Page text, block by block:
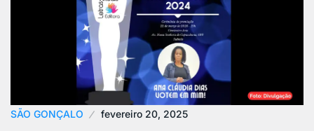
SÃO GONÇALO fevereiro 20, 2025